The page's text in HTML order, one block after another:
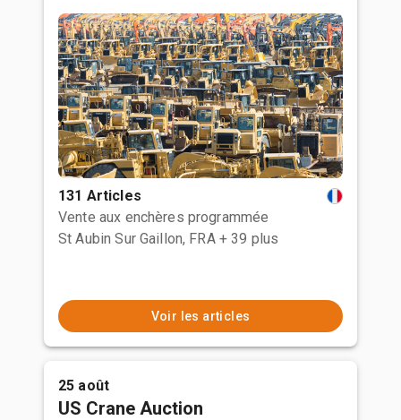
131 Articles
Vente aux enchères programmée
St Aubin Sur Gaillon, FRA + 39 plus
Voir les articles
25 août
US Crane Auction